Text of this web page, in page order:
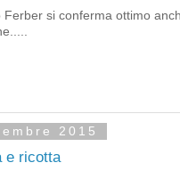
Ferber si conferma ottimo
2015
e ricotta